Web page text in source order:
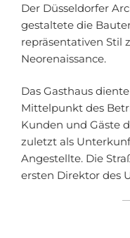
Der Düsseldorfer
gestaltete die
repräsentativen Stil
Neorenaissance.
Das Gasthaus
Mittelpunkt des
Kunden und Gäste
zuletzt als
Angestellte. Die
ersten Direktor des